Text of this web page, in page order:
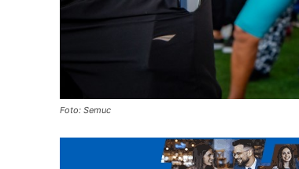
Foto: Semuc